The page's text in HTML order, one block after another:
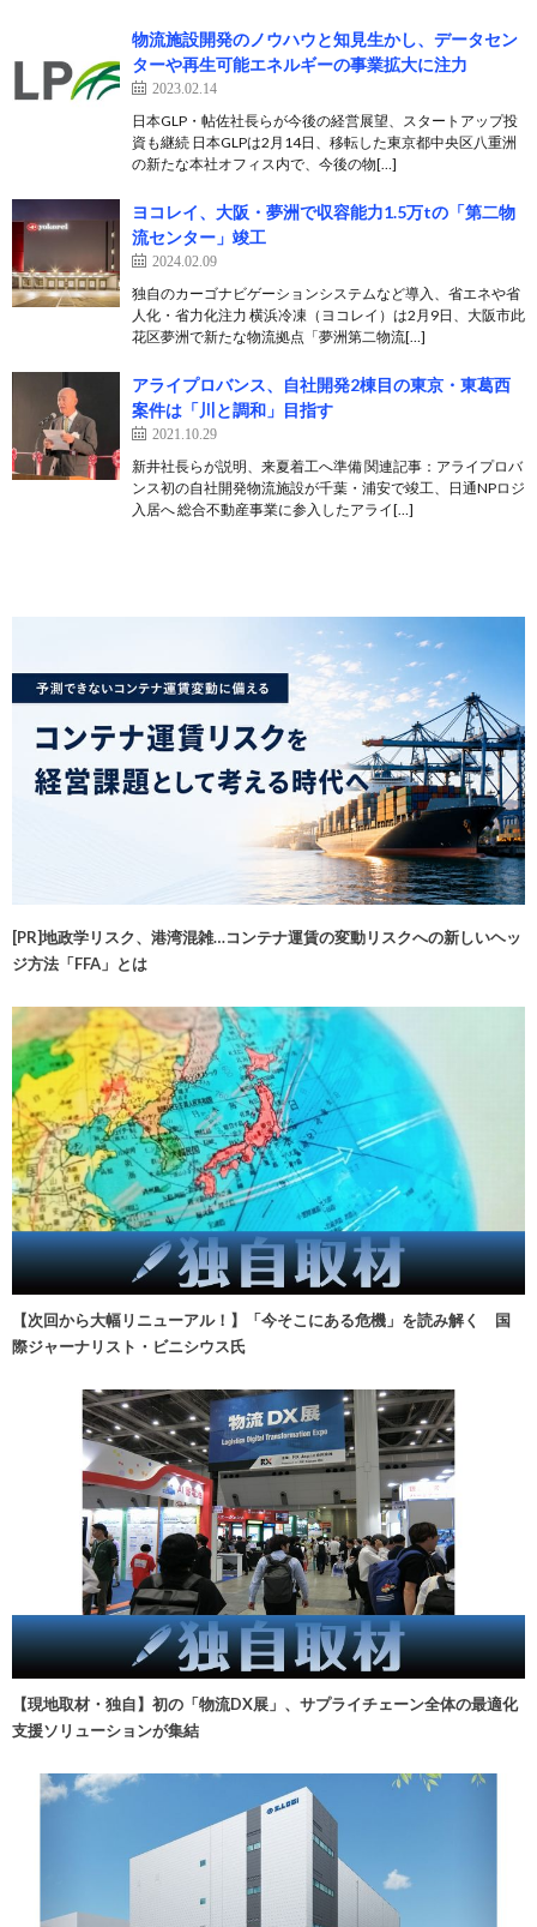
物流施設開発のノウハウと知見生かし、データセン
ターや再生可能エネルギーの事業拡大に注力
2023.02.14
日本GLP・帖佐社長らが今後の経営展望、スタートアップ投
資も継続 日本GLPは2月14日、移転した東京都中央区八重洲
の新たな本社オフィス内で、今後の物[…]
ヨコレイ、大阪・夢洲で収容能力1.5万tの「第二物
流センター」竣工
2024.02.09
独自のカーゴナビゲーションシステムなど導入、省エネや省
人化・省力化注力 横浜冷凍（ヨコレイ）は2月9日、大阪市此
花区夢洲で新たな物流拠点「夢洲第二物流[…]
アライプロバンス、自社開発2棟目の東京・東葛西
案件は「川と調和」目指す
2021.10.29
新井社長らが説明、来夏着工へ準備 関連記事：アライプロバ
ンス初の自社開発物流施設が千葉・浦安で竣工、日通NPロジ
入居へ 総合不動産事業に参入したアライ[…]
[PR]地政学リスク、港湾混雑…コンテナ運賃の変動リスクへの新しいヘッ
ジ方法「FFA」とは
【次回から大幅リニューアル！】「今そこにある危機」を読み解く 国
際ジャーナリスト・ビニシウス氏
【現地取材・独自】初の「物流DX展」、サプライチェーン全体の最適化
支援ソリューションが集結